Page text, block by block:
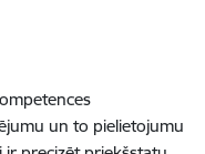
un to pielietojumu